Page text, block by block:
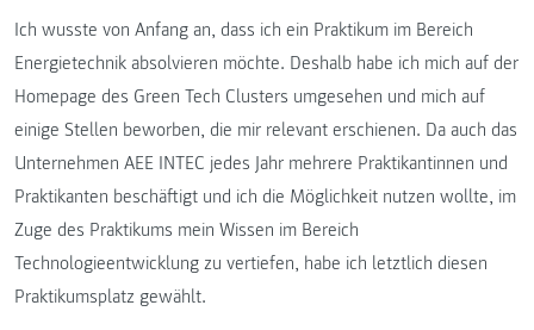
Ich wusste von Anfang an, dass ich ein Praktikum im Bereich
Energietechnik absolvieren möchte. Deshalb habe ich mich auf der
Homepage des Green Tech Clusters umgesehen und mich auf
einige Stellen beworben, die mir relevant erschienen. Da auch das
Unternehmen AEE INTEC jedes Jahr mehrere Praktikantinnen und
Praktikanten beschäftigt und ich die Möglichkeit nutzen wollte, im
Zuge des Praktikums mein Wissen im Bereich
Technologieentwicklung zu vertiefen, habe ich letztlich diesen
Praktikumsplatz gewählt.